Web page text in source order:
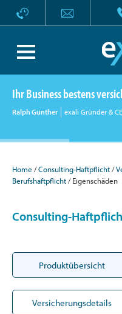
Ihr Business bestens
Ralph Günther exali Gründer &
Home Consulting-Haftpflicht
Berufshaftpflicht
Eigenschäden
Consulting-
Produktübersicht
Versicherungsdetails